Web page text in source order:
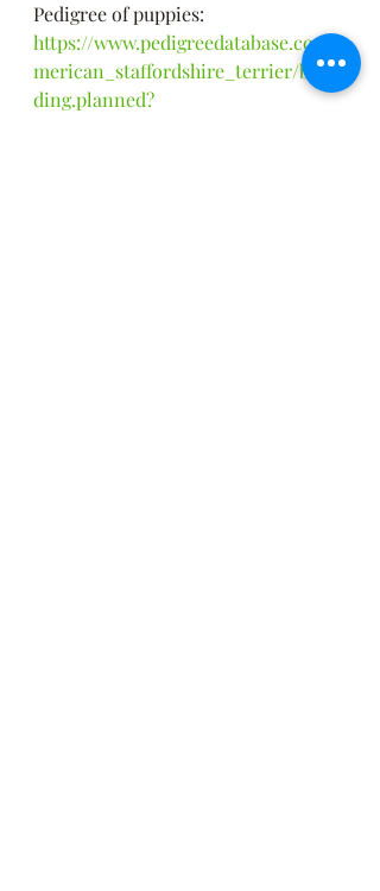
Pedigree of puppies:
https://www.pedigreedatabase.com/a
merican_staffordshire_terrier/bree
ding.planned?